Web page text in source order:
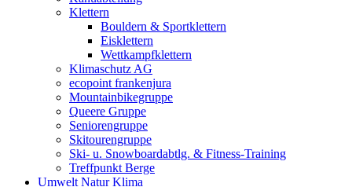
Klettern
Bouldern & Sportklettern
Eisklettern
Wettkampfklettern
Klimaschutz AG
ecopoint frankenjura
Mountainbikegruppe
Queere Gruppe
Seniorengruppe
Skitourengruppe
Ski- u. Snowboardabtlg. & Fitness-Training
Treffpunkt Berge
Umwelt Natur Klima